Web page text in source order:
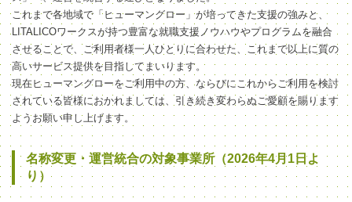
これまで各地域で「ヒューマングロー」が培ってきた支援の強みと、
LITALICOワークスが持つ豊富な就職支援ノウハウやプログラムを融合
させることで、ご利用者様一人ひとりに合わせた、これまで以上に質の
高いサービス提供を目指してまいります。
現在ヒューマングローをご利用中の方、ならびにこれからご利用を検討
されている皆様におかれましては、引き続き変わらぬご愛顧を賜ります
ようお願い申し上げます。
名称変更・運営統合の対象事業所（2026年4月1日よ
り）